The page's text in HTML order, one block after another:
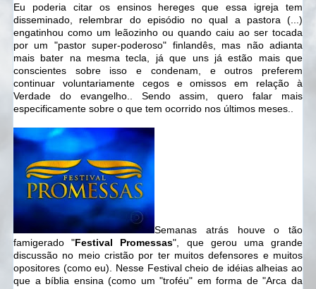
Eu poderia citar os ensinos hereges que essa igreja tem
disseminado, relembrar do episódio no qual a pastora (...)
engatinhou como um leãozinho ou quando caiu ao ser tocada
por um "pastor super-poderoso" finlandês, mas não adianta
mais bater na mesma tecla, já que uns já estão mais que
conscientes sobre isso e condenam, e outros preferem
continuar voluntariamente cegos e omissos em relação à
Verdade do evangelho.. Sendo assim, quero falar mais
especificamente sobre o que tem ocorrido nos últimos meses..
Semanas atrás houve o tão
famigerado "Festival Promessas", que gerou uma grande
discussão no meio cristão por ter muitos defensores e muitos
opositores (como eu). Nesse Festival cheio de idéias alheias ao
que a bíblia ensina (como um "troféu" em forma de "Arca da